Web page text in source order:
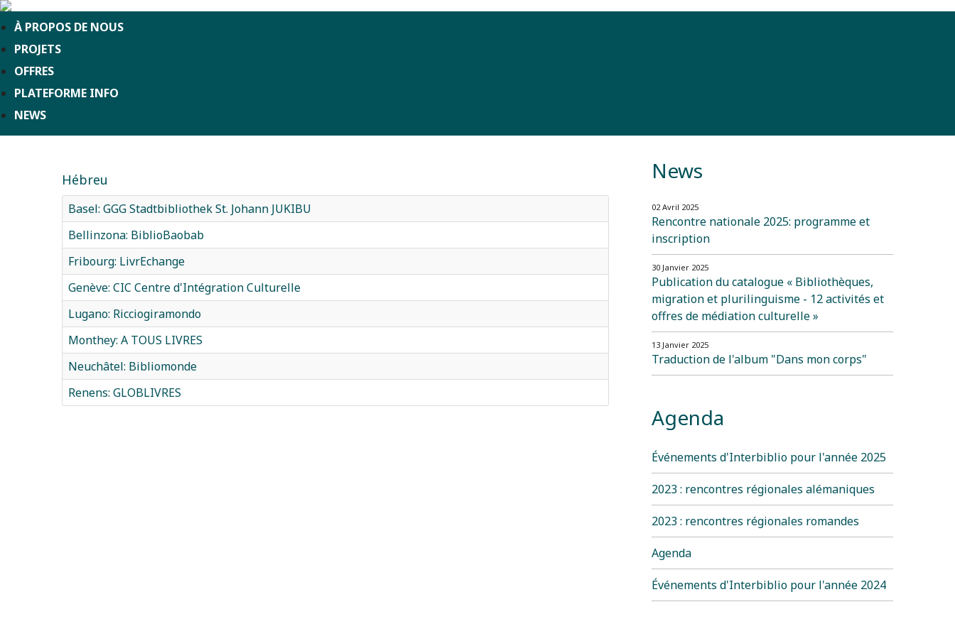
À PROPOS DE NOUS
PROJETS
OFFRES
PLATEFORME INFO
NEWS
Hébreu
Basel: GGG Stadtbibliothek St. Johann JUKIBU
Bellinzona: BiblioBaobab
Fribourg: LivrEchange
Genève: CIC Centre d'Intégration Culturelle
Lugano: Ricciogiramondo
Monthey: A TOUS LIVRES
Neuchâtel: Bibliomonde
Renens: GLOBLIVRES
News
02 Avril 2025
Rencontre nationale 2025: programme et
inscription
30 Janvier 2025
Publication du catalogue « Bibliothèques,
migration et plurilinguisme - 12 activités et
offres de médiation culturelle »
13 Janvier 2025
Traduction de l'album "Dans mon corps"
Agenda
Événements d'Interbiblio pour l'année 2025
2023 : rencontres régionales alémaniques
2023 : rencontres régionales romandes
Agenda
Événements d'Interbiblio pour l'année 2024